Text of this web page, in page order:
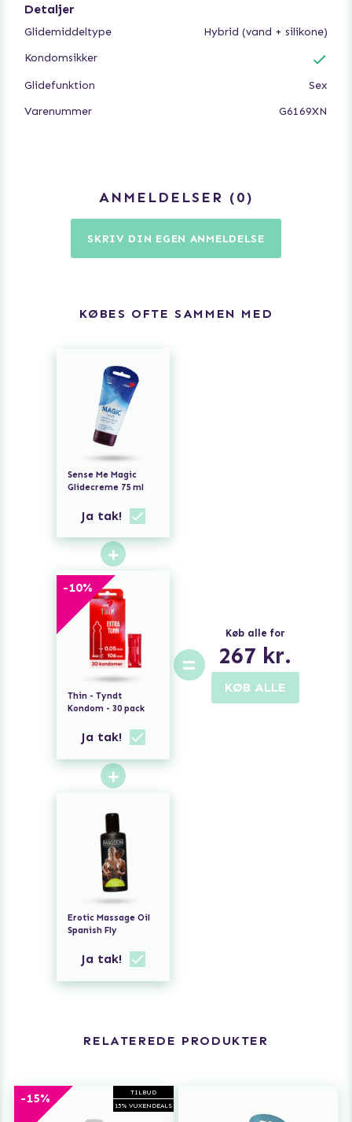
- Ekstra pleje og med fugtgivende egenskaber
- Velegnet til dem med tørre slimhinder
- Parfume fri
- Kan bruges sammen med kondomer og sexlegetøj
Detaljer
Glidemiddeltype
Hybrid (vand + silikone)
Kondomsikker
Glidefunktion
Sex
Varenummer
G6169XN
ANMELDELSER 0
SKRIV DIN EGEN ANMELDELSE
KØBES OFTE SAMMEN MED
Sense Me Magic
Glidecreme 75 ml
Ja tak!
+
-10%
Thin - Tyndt
Kondom - 30 pack
Ja tak!
+
Erotic Massage Oil
Spanish Fly
Ja tak!
=
Køb alle for
267 kr.
KØB ALLE
RELATEREDE PRODUKTER
TILBUD
15% VUXENDEALS
-15%